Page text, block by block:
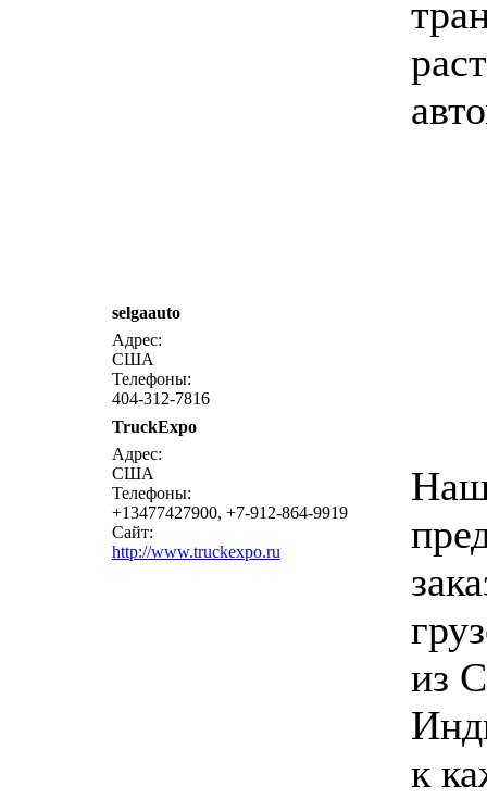
selgaauto
Адрес:
США
Телефоны:
404-312-7816
TruckExpo
Адрес:
США
Телефоны:
+13477427900, +7-912-864-9919
Сайт:
http://www.truckexpo.ru
из
к